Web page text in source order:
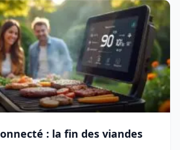
: la fin des viandes